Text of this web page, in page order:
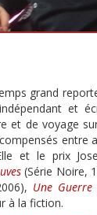
grand
et
et de voyage
entre
et le prix
(Série Noire,
Une
à la fiction.